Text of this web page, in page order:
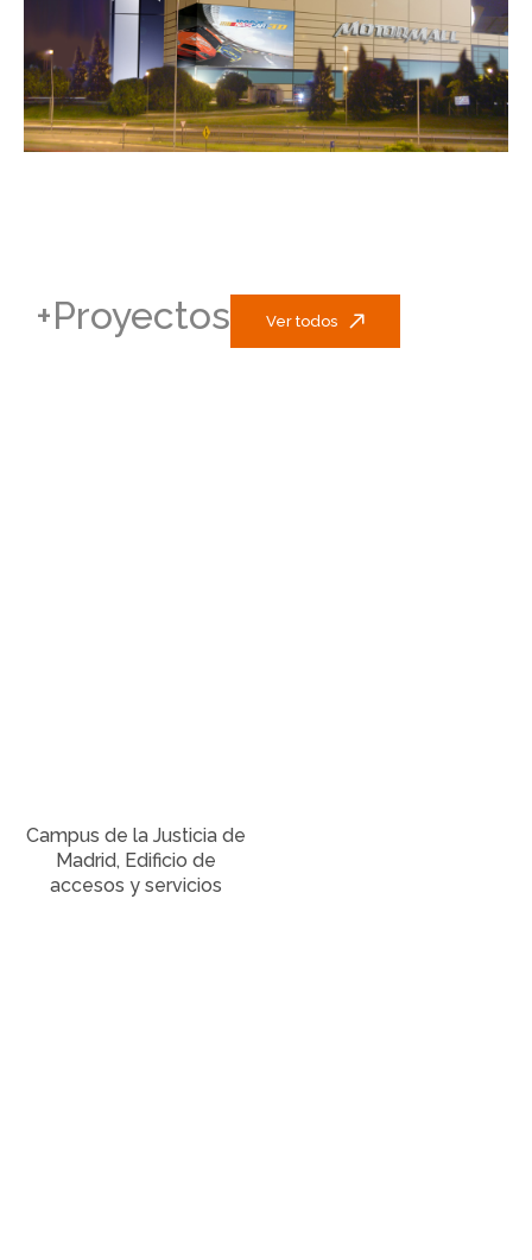
+Proyectos Ver todos
Campus de la Justicia de
Madrid, Edificio de
accesos y servicios